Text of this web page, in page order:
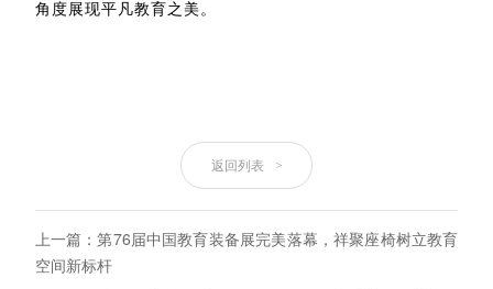
角度展现平凡教育之美。
返回列表 >
上一篇：第76届中国教育装备展完美落幕，祥聚座椅树立教育
空间新标杆